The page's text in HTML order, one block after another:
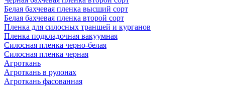
Белая бахчевая пленка высший сорт
Белая бахчевая пленка второй сорт
Пленка для силосных траншей и курганов
Пленка подкладочная вакуумная
Силосная пленка черно-белая
Силосная пленка черная
Агроткань
Агроткань в рулонах
Агроткань фасованная